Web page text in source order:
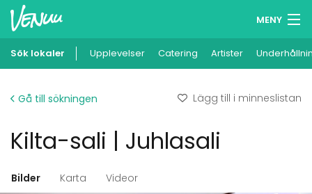
MENY
Minneslista
Lägg till din lokal
Sök lokaler Upplevelser Catering Artister
Gå till sökningen Lägg till i minneslistan
Kilta-sali | Juhlasali
Bilder Karta Videor